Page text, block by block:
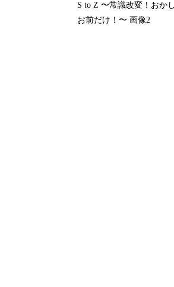
S to Z 〜常識改変！おか
お前だけ！〜 画像2